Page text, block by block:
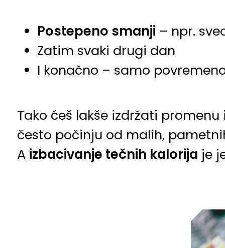
Postepeno smanji – npr.
Zatim svaki drugi dan
I konačno – samo
Tako ćeš lakše izdržati
često počinju od malih,
A izbacivanje tečnih kalorija je